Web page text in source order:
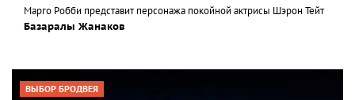
Марго Робби представит персонажа покойной актрисы Шэрон Тейт
Базаралы Жанаков
ВЫБОР БРОДВЕЯ